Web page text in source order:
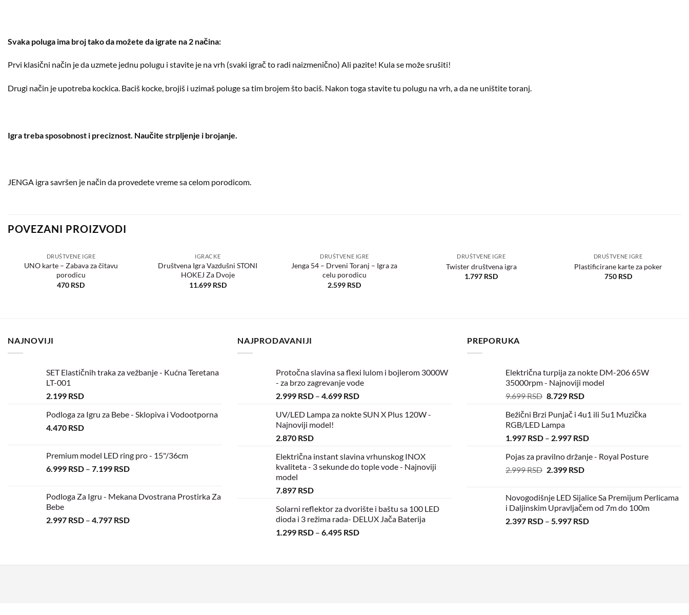
Svaka poluga ima broj tako da možete da igrate na 2 načina:
Prvi klasični način je da uzmete jednu polugu i stavite je na vrh (svaki igrač to radi naizmenično) Ali pazite! Kula se može srušiti!
Drugi način je upotreba kockica. Baciš kocke, brojiš i uzimaš poluge sa tim brojem što baciš. Nakon toga stavite tu polugu na vrh, a da ne uništite toranj.
Igra treba sposobnost i preciznost. Naučite strpljenje i brojanje.
JENGA igra savršen je način da provedete vreme sa celom porodicom.
POVEZANI PROIZVODI
DRUŠTVENE IGRE
UNO karte – Zabava za čitavu
porodicu
470 RSD
IGRACKE
Društvena Igra Vazdušni STONI
HOKEJ Za Dvoje
11.699 RSD
DRUŠTVENE IGRE
Jenga 54 – Drveni Toranj – Igra za
celu porodicu
2.599 RSD
DRUŠTVENE IGRE
Twister društvena igra
1.797 RSD
DRUŠTVENE IGRE
Plastificirane karte za poker
750 RSD
NAJNOVIJI
SET Elastičnih traka za vežbanje - Kućna Teretana
LT-001
2.199 RSD
Podloga za Igru za Bebe - Sklopiva i Vodootporna
4.470 RSD
Premium model LED ring pro - 15"/36cm
6.999 RSD – 7.199 RSD
Podloga Za Igru - Mekana Dvostrana Prostirka Za
Bebe
2.997 RSD – 4.797 RSD
NAJPRODAVANIJI
Protočna slavina sa flexi lulom i bojlerom 3000W
- za brzo zagrevanje vode
2.999 RSD – 4.699 RSD
UV/LED Lampa za nokte SUN X Plus 120W -
Najnoviji model!
2.870 RSD
Električna instant slavina vrhunskog INOX
kvaliteta - 3 sekunde do tople vode - Najnoviji
model
7.897 RSD
Solarni reflektor za dvorište i baštu sa 100 LED
dioda i 3 režima rada- DELUX Jača Baterija
1.299 RSD – 6.495 RSD
PREPORUKA
Električna turpija za nokte DM-206 65W
35000rpm - Najnoviji model
9.699RSD 8.729 RSD
Bežični Brzi Punjač i 4u1 ili 5u1 Muzička
RGB/LED Lampa
1.997 RSD – 2.997 RSD
Pojas za pravilno držanje - Royal Posture
2.999RSD 2.399 RSD
Novogodišnje LED Sijalice Sa Premijum Perlicama
i Daljinskim Upravljačem od 7m do 100m
2.397 RSD – 5.997 RSD